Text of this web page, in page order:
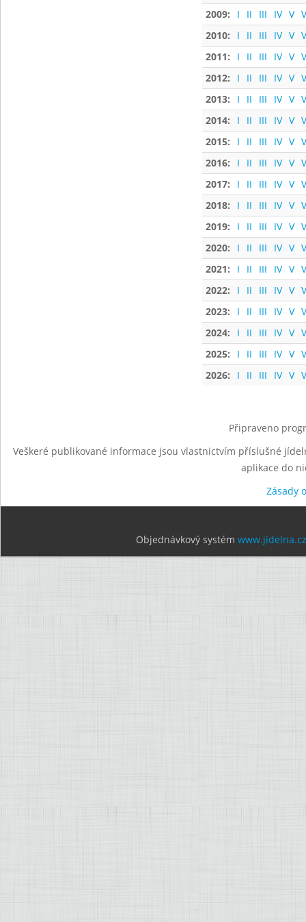
2009:
I II III IV V
2010:
I II III IV V
2011:
I II III IV V
2012:
I II III IV V
2013:
I II III IV V
2014:
I II III IV V
2015:
I II III IV V
2016:
I II III IV V
2017:
I II III IV V
2018:
I II III IV V
2019:
I II III IV V
2020:
I II III IV V
2021:
I II III IV V
2022:
I II III IV V
2023:
I II III IV V
2024:
I II III IV V
2025:
I II III IV V
2026:
I II III IV V
Připraveno
Veškeré publikované informace jsou vlastnictvím příslušné
aplikace do
Zásady
Objednávkový systém www.jidelna.cz